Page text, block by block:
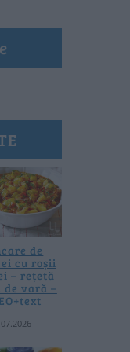
de
cu roșii
– rețetă
de vară –